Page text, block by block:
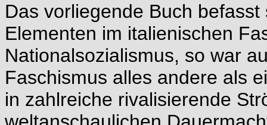
Das vorliegende Buch
Elementen im italienischen
Nationalsozialismus, so war
Faschismus alles andere als
in zahlreiche rivalisierende